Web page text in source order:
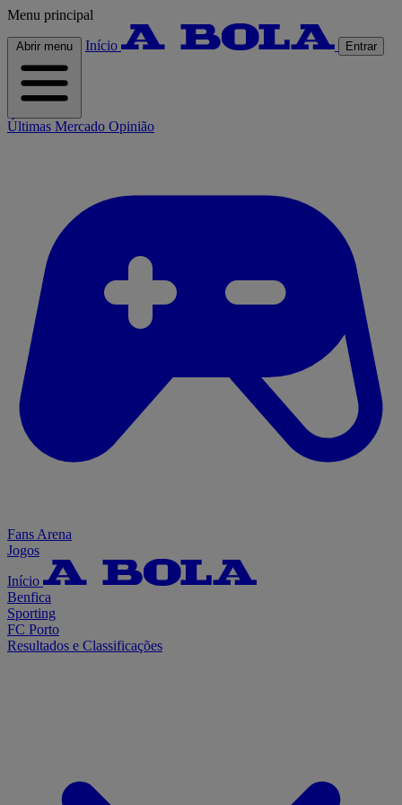
Menu principal
Abrir menu Início Entrar
Últimas Mercado Opinião
Fans Arena
Jogos
Início
Benfica
Sporting
FC Porto
Resultados e Classificações